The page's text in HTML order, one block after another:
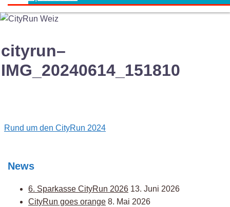
cityrun–
IMG_20240614_151810
Post
Rund um den CityRun 2024
News
6. Sparkasse CityRun 2026 13. Juni 2026
CityRun goes orange 8. Mai 2026